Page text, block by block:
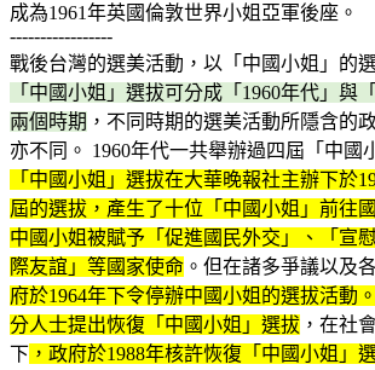
成為1961年英國倫敦世界小姐亞軍後座。
-----------------
戰後台灣的選美活動，以「中國小姐」的
「中國小姐」選拔可分成「1960年代」與「
兩個時期 ，不同時期的選美活動所隱含的
亦不同。 1960年代一共舉辦過四屆「中國
「中國小姐」選拔在大華晚報社主辦下於
屆的選拔，產生了十位「中國小姐」前往
中國小姐被賦予「促進國民外交」、「宣
際友誼」等國家使命 。但在諸多爭議以及
府於1964年下令停辦中國小姐的選拔活動
分人士提出恢復「中國小姐」選拔 ，在社
下 ，政府於1988年核許恢復「中國小姐」